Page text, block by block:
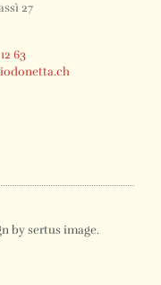
27
63
by sertus image.